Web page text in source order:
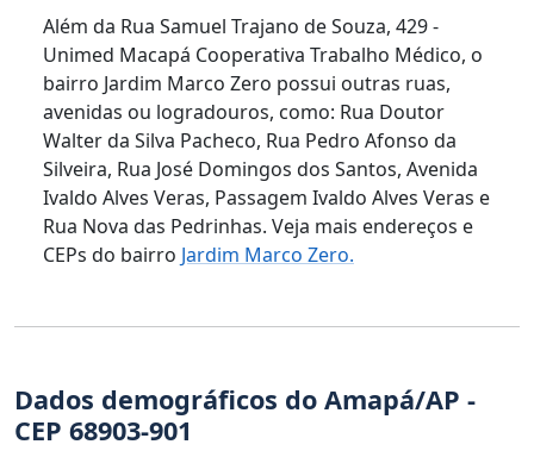
Além da Rua Samuel Trajano de Souza, 429 -
Unimed Macapá Cooperativa Trabalho Médico, o
bairro Jardim Marco Zero possui outras ruas,
avenidas ou logradouros, como: Rua Doutor
Walter da Silva Pacheco, Rua Pedro Afonso da
Silveira, Rua José Domingos dos Santos, Avenida
Ivaldo Alves Veras, Passagem Ivaldo Alves Veras e
Rua Nova das Pedrinhas. Veja mais endereços e
CEPs do bairro Jardim Marco Zero.
Dados demográficos do Amapá/AP -
CEP 68903-901